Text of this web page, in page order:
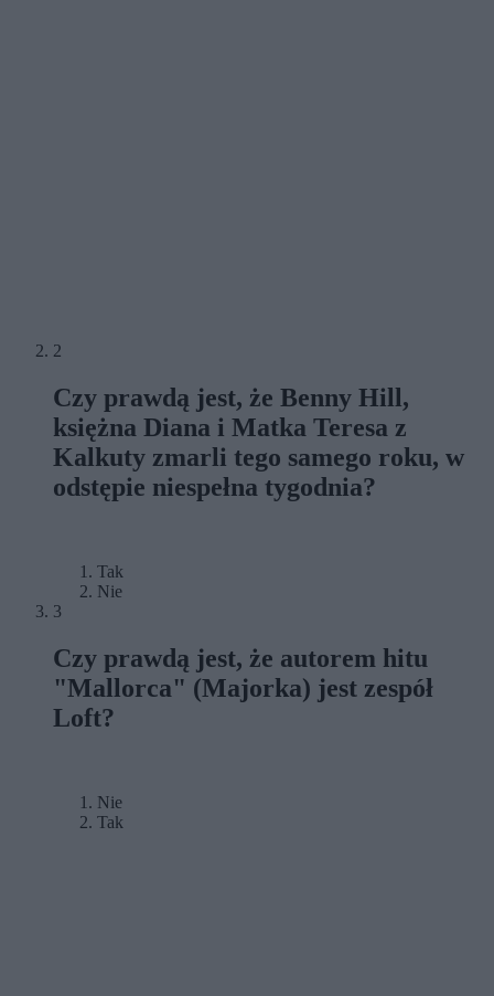
2
Czy prawdą jest, że Benny Hill,
księżna Diana i Matka Teresa z
Kalkuty zmarli tego samego roku, w
odstępie niespełna tygodnia?
Tak
Nie
3
Czy prawdą jest, że autorem hitu
"Mallorca" (Majorka) jest zespół
Loft?
Nie
Tak